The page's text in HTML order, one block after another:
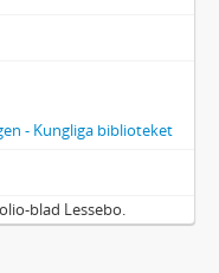
- Kungliga biblioteket
blad Lessebo.